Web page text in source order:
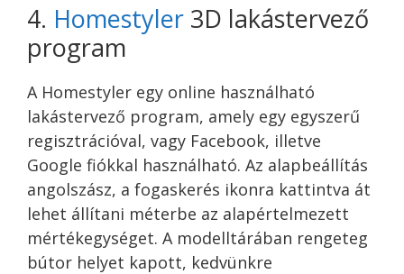
4. Homestyler 3D lakástervező
program
A Homestyler egy online használható
lakástervező program, amely egy egyszerű
regisztrációval, vagy Facebook, illetve
Google fiókkal használható. Az alapbeállítás
angolszász, a fogaskerés ikonra kattintva át
lehet állítani méterbe az alapértelmezett
mértékegységet. A modelltárában rengeteg
bútor helyet kapott, kedvünkre